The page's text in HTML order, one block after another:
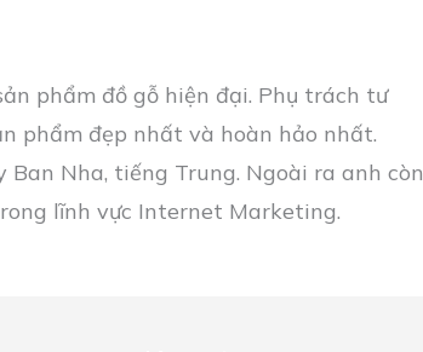
phẩm đồ gỗ hiện đại. Phụ trách tư
phẩm đẹp nhất và hoàn hảo nhất.
Nha, tiếng Trung. Ngoài ra anh còn
lĩnh vực Internet Marketing.